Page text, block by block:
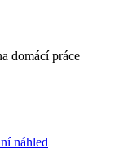
domácí práce
náhled